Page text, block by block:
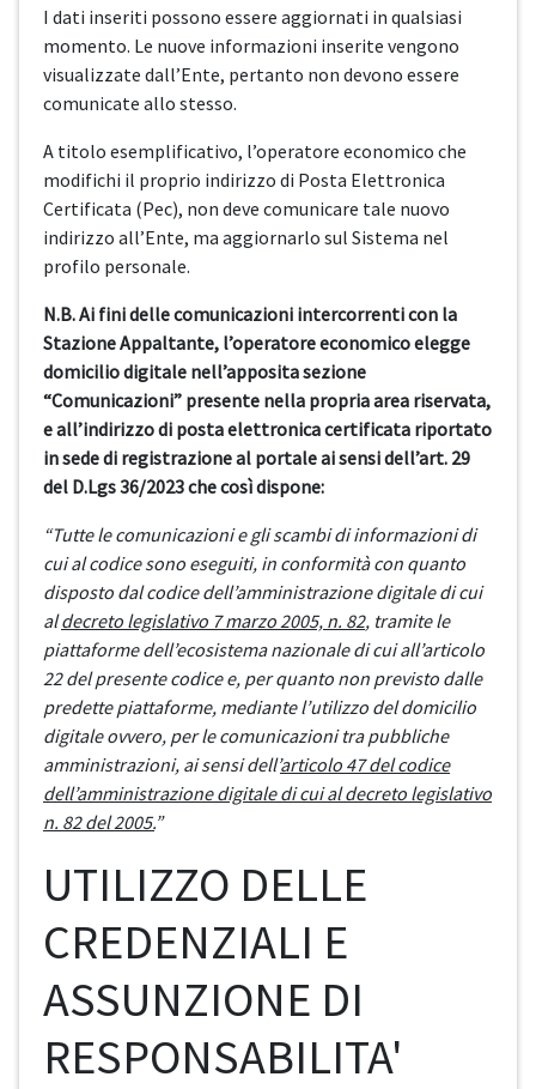
I dati inseriti possono essere aggiornati in qualsiasi
momento. Le nuove informazioni inserite vengono
visualizzate dall’Ente, pertanto non devono essere
comunicate allo stesso.
A titolo esemplificativo, l’operatore economico che
modifichi il proprio indirizzo di Posta Elettronica
Certificata (Pec), non deve comunicare tale nuovo
indirizzo all’Ente, ma aggiornarlo sul Sistema nel
profilo personale.
N.B. Ai fini delle comunicazioni intercorrenti con la
Stazione Appaltante, l’operatore economico elegge
domicilio digitale nell’apposita sezione
“Comunicazioni” presente nella propria area riservata,
e all’indirizzo di posta elettronica certificata riportato
in sede di registrazione al portale ai sensi dell’art. 29
del D.Lgs 36/2023 che così dispone:
“Tutte le comunicazioni e gli scambi di informazioni di
cui al codice sono eseguiti, in conformità con quanto
disposto dal codice dell’amministrazione digitale di cui
aldecreto legislativo 7 marzo 2005, n. 82, tramite le
piattaforme dell’ecosistema nazionale di cui all’articolo
22 del presente codice e, per quanto non previsto dalle
predette piattaforme, mediante l’utilizzo del domicilio
digitale ovvero, per le comunicazioni tra pubbliche
amministrazioni, ai sensi dell’articolo 47 del codice
dell’amministrazione digitale di cui al decreto legislativo
n. 82 del 2005.”
UTILIZZO DELLE
CREDENZIALI E
ASSUNZIONE DI
RESPONSABILITA'